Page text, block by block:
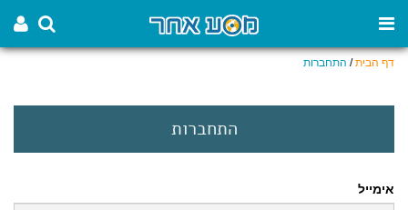
דף הבית/ התחברות
התחברות
אימייל